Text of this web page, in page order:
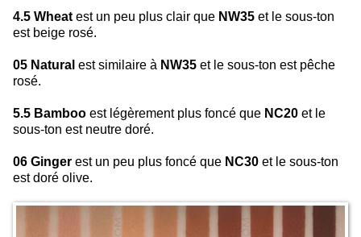
4.5 Wheatest un peu plus clair que NW35 et le sous-ton
est beige rosé.
05 Natural est similaire à NW35 et le sous-ton est pêche
rosé.
5.5 Bamboo est légèrement plus foncé que NC20 et le
sous-ton est neutre doré.
06 Ginger est un peu plus foncé que NC30 et le sous-ton
est doré olive.